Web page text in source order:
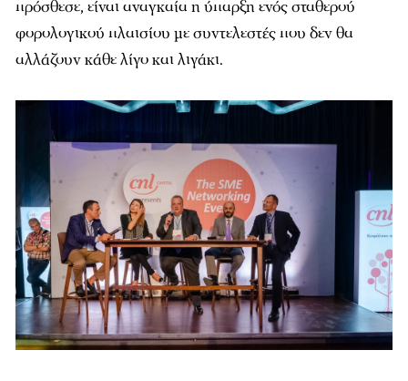
πρόσθεσε, είναι αναγκαία η ύπαρξη ενός σταθερού
φορολογικού πλαισίου με συντελεστές που δεν θα
αλλάζουν κάθε λίγο και λιγάκι.